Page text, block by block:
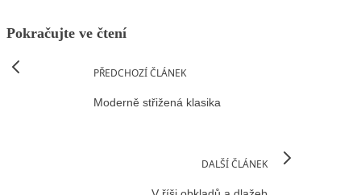
Pokračujte ve čtení
PŘEDCHOZÍ ČLÁNEK
Moderně střižená klasika
DALŠÍ ČLÁNEK